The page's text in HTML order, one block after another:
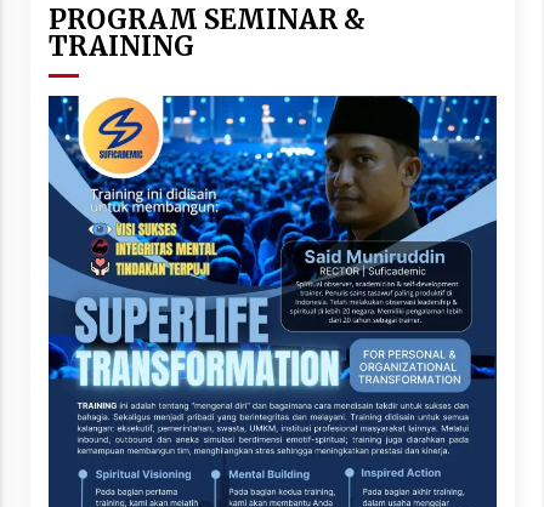
PROGRAM SEMINAR &
TRAINING